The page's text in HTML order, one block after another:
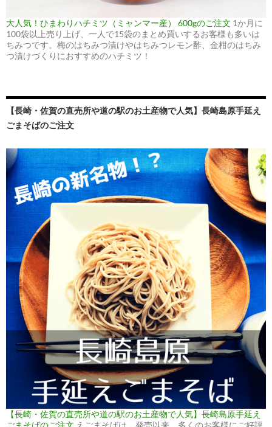
大人気！ひまわりハチミツ（ミャンマー産） 600gのご注文 1か月に
100袋以上売り上げ、一人で15袋のまとめ買いするお客様も多いは
ちみつです。梅のはちみつ漬けやはちみつレモン酢、金柑のはちみ
つ漬けづくりにおすすめのハチミツ！
【長崎・佐賀の直売所や道の駅のお土産物で人気】長崎島原手延え
ごまそばのご注文
【長崎・佐賀の直売所や道の駅のお土産物で人気】長崎島原手延え
ごまそばのご注文 えごまそばは、発売以来、多くのお客様にご好評